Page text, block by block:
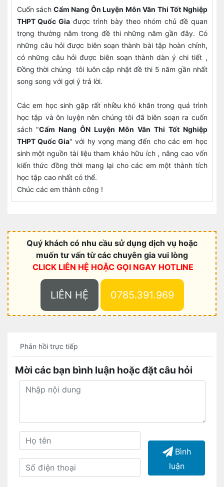
Cuốn sách Cẩm Nang Ôn Luyện Môn Văn Thi Tốt Nghiệp
THPT Quốc Gia được trình bày theo nhóm chủ đề quan
trọng thường nằm trong đề thi những năm gần đây. Có
những câu hỏi được biên soạn thành bài tập hoàn chỉnh,
có những câu hỏi được biên soạn thành dàn ý chi tiết ,
Đồng thời chúng tôi luôn cập nhật đề thi 5 năm gần nhất
song song với gợi ý trả lời.
Các em học sinh gặp rất nhiều khó khăn trong quá trình
học tập và ôn luyện nên chúng tôi đã biên soạn ra cuốn
sách "Cẩm Nang ÔN Luyện Môn Văn Thi Tốt Nghiệp
THPT Quốc Gia" với hy vọng mang đến cho các em học
sinh một nguồn tài liệu tham khảo hữu ích , nâng cao vốn
kiến thức đồng thời mang lại cho các em một thành tích
học tập cao nhất có thể.
Chúc các em thành công !
Quý khách có nhu cầu sử dụng dịch vụ hoặc
muốn tư vấn từ các chuyên gia vui lòng
CLICK LIÊN HỆ HOẶC GỌI NGAY HOTLINE
LIÊN HỆ 0785.391.969
Phản hồi trực tiếp
Mời các bạn bình luận hoặc đặt câu hỏi
Bình
luận